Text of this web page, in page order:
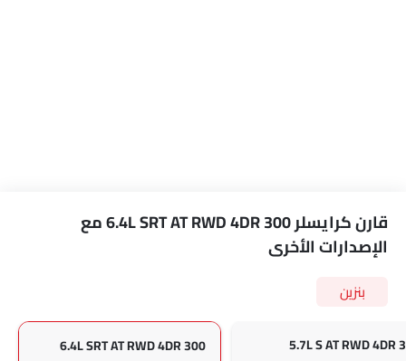
قارن كرايسلر 300 6.4L SRT AT RWD 4DR مع
الإصدارات الأخرى
بنزين
300
300 6.4L SRT AT RWD 4DR